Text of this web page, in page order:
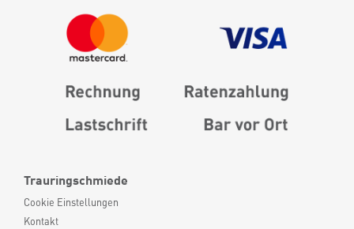
Trauringschmiede
Cookie Einstellungen
Kontakt